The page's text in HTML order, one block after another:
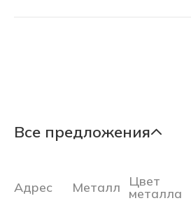
Все предложения
Адрес Металл Цвет
металла